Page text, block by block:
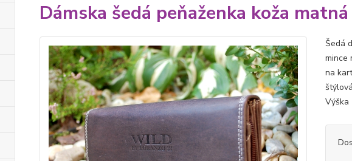
Dámska šedá peňaženka koža
Šedá
mince
na
Výška